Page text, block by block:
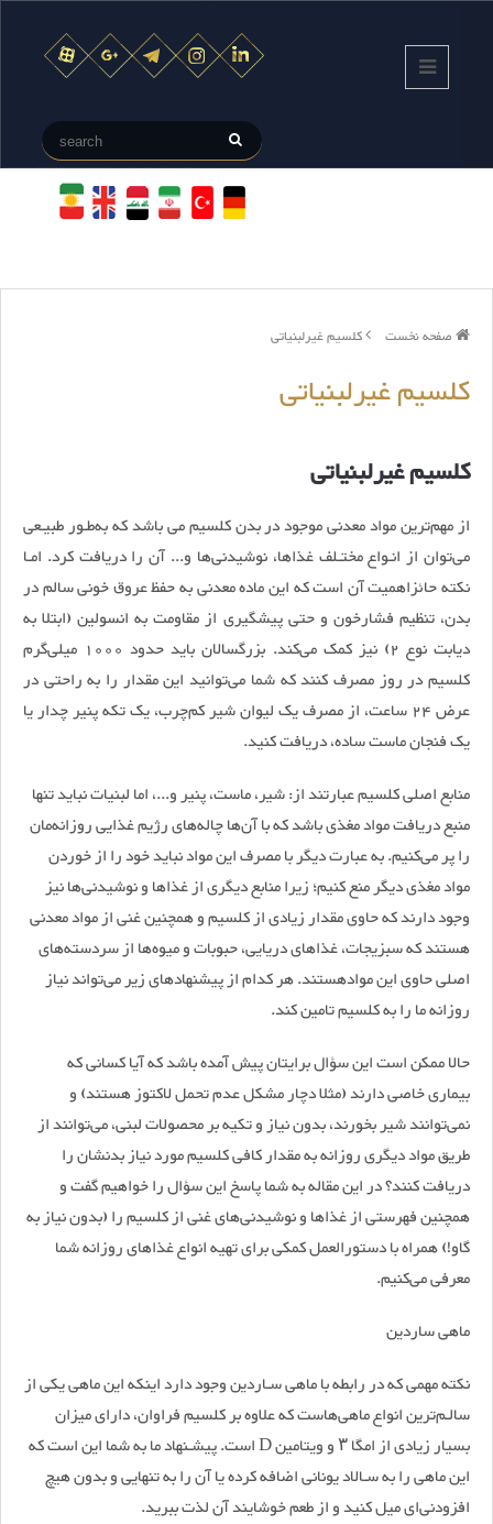
صفحه نخست کلسیم غیرلبنیاتی
کلسیم غیرلبنیاتی
کلسیم غیرلبنیاتی
از مهم‌ترین مواد معدنی موجود در بدن کلسیم می باشد که به‌طـور طبیـعی
می‌توان از انـواع مختـلف غذاها، نوشیدنی‌ها و... آن را دریافت کرد. امـا
نکته حائزاهمیت آن است که این ماده معدنی به حفظ عروق خونی سالم در
بدن، تنظیم فشارخون و حتی پیشگیری از مقاومت به انسولین (ابتلا به
دیابت نوع 2) نیز کمک می‌کند. بزرگسالان باید حدود 1000 میلی‌گرم
کلسیم در روز مصرف کنند که شما می‌توانید این مقدار را به راحتی در
عرض 24 ساعت، از مصرف یک لیوان شیر کم‌چرب، یک تکه پنیر چدار یا
یک فنجان ماست ساده، دریافت کنید.
منابع اصلی کلسیم عبارتند از: شیر، ماست، پنیر و...، اما لبنیات نباید تنها
منبع دریافت مواد مغذی باشد که با آن‌ها چاله‌های رژیم غذایی روزانه‌مان
را پر می‌کنیم. به عبارت دیگر با مصرف این مواد نباید خود را از خوردن
مواد مغذی دیگر منع کنیم؛ زیرا منابع دیگری از غذا‌ها و نوشیدنی‌ها نیز
وجود دارند که حاوی مقدار زیادی از کلسیم و همچنین غنی از مواد معدنی
هستند که سبزیجات، غذا‌های دریایی، حبوبات و میوه‌ها از سردسته‌های
اصلی حاوی این موادهستند. هر کدام از پیشنهاد‌های زیر می‌تواند نیاز
روزانه ما را به کلسیم تامین کند.
حالا ممکن است این سؤال برایتان پیش آمده باشد که آیا کسانی که
بیماری خاصی دارند (مثلا دچار مشکل عدم تحمل لاکتوز هستند) و
نمی‌توانند شیر بخورند، بدون نیاز و تکیه بر محصولات لبنی، می‌توانند از
طریق مواد دیگری روزانه به مقدار کافی کلسیم مورد نیاز بدنشان را
دریافت کنند؟ در این مقاله به شما پاسخ این سؤال را خواهیم گفت و
همچنین فهرستی از غذا‌ها و نوشیدنی‌های غنی از کلسیم را (بدون نیاز به
گاو!) همراه با دستورالعمل کمکی برای تهیه انواع غذا‌های روزانه شما
معرفی می‌کنیم.
ماهی ساردین
نکته مهمی که در رابطه با ماهی سـاردین وجود دارد اینکه این ماهی یکی از
سالـم‌ترین انواع ماهی‌هاست که علاوه بر کلسیم فراوان، دارای میزان
بسیار زیادی از امگا ۳ و ویتامین D است. پیشـنهاد ما به شما این است که
این ماهی را به سـالاد یونانی اضافه کرده یا آن را به تنهایی و بدون هیچ
افزودنی‌ای میل کنید و از طعم خوشایند آن لذت ببرید.